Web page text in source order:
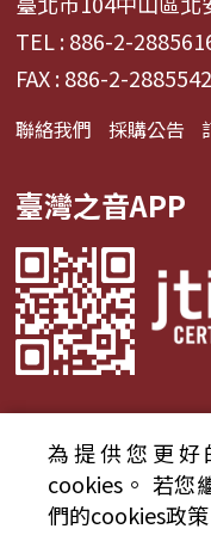
TEL : 886-2-
FAX : 886-2-
聯絡我們 採購公告
臺灣之音APP
© 2024財團法
資通安全政策聲明
為提供您更好
cookies。 若您
們的cookies政